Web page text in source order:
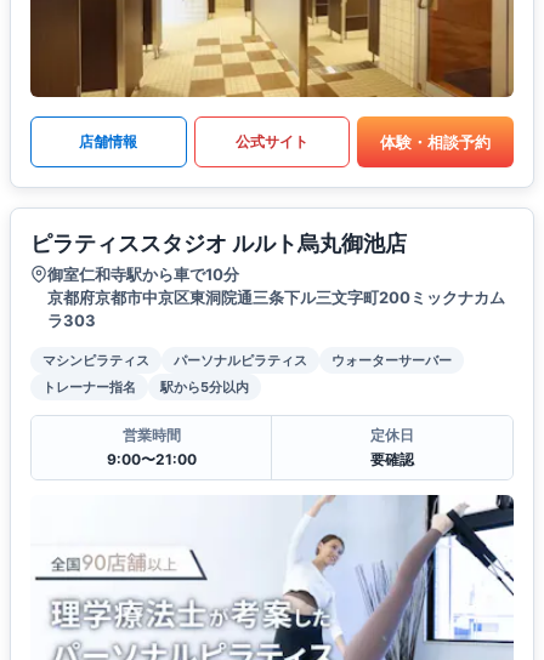
店舗情報 公式サイト 体験・相談予約
ピラティススタジオ ルルト烏丸御池店
御室仁和寺駅から車で10分
京都府京都市中京区東洞院通三条下ル三文字町200ミックナカム
ラ303
マシンピラティス パーソナルピラティス
ウォーターサーバー
トレーナー指名
駅から5分以内
営業時間
9:00〜21:00
定休日
要確認